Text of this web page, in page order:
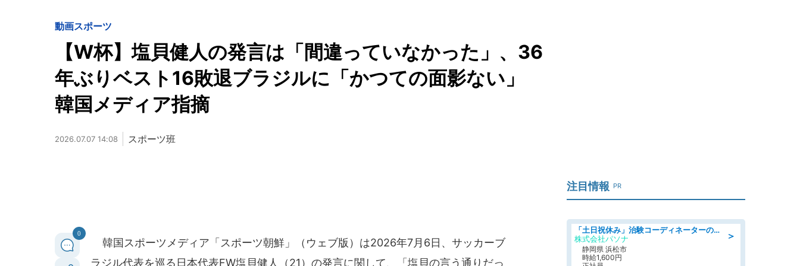
動画スポーツ
【W杯】塩貝健人の発言は「間違っていなかった」、36
年ぶりベスト16敗退ブラジルに「かつての面影ない」
韓国メディア指摘
2026.07.07 14:08 スポーツ班
0
韓国スポーツメディア「スポーツ朝鮮」（ウェブ版）は2026年7月6日、サッカーブ
ラジル代表を巡る日本代表FW塩貝健人（21）の発言に関して、「塩貝の言う通りだっ
注目情報 PR
＞
「土日祝休み」治験コーディネーターのお仕事/未経験OK
株式会社パソナ
静岡県 浜松市
時給1,600円